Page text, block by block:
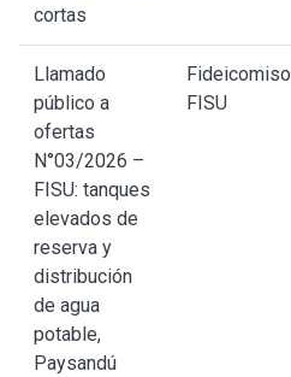
cortas
Llamado
público a
ofertas
N°03/2026 –
FISU: tanques
elevados de
reserva y
distribución
de agua
potable,
Paysandú
Fideicomiso
FISU